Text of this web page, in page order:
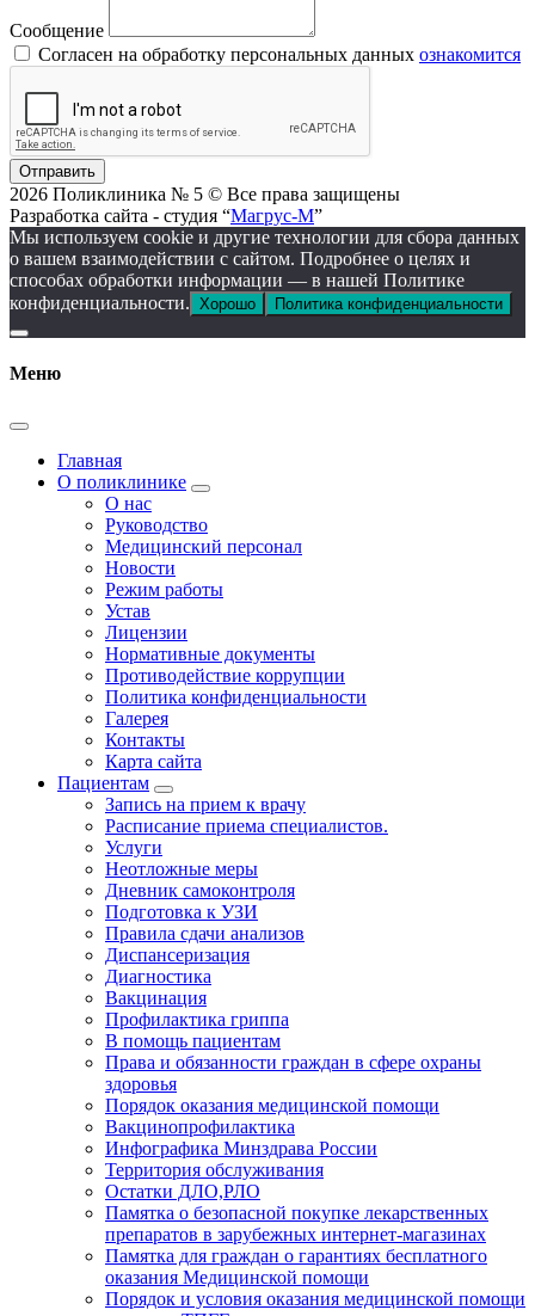
Сообщение
Согласен на обработку персональных данных ознакомится
Отправить
2026 Поликлиника № 5 © Все права защищены
Разработка сайта - студия “Магрус-М”
Мы используем cookie и другие технологии для сбора данных
о вашем взаимодействии с сайтом. Подробнее о целях и
способах обработки информации — в нашей Политике
конфиденциальности. Хорошо Политика конфиденциальности
Меню
Главная
О поликлинике
О нас
Руководство
Медицинский персонал
Новости
Режим работы
Устав
Лицензии
Нормативные документы
Противодействие коррупции
Политика конфиденциальности
Галерея
Контакты
Карта сайта
Пациентам
Запись на прием к врачу
Расписание приема специалистов.
Услуги
Неотложные меры
Дневник самоконтроля
Подготовка к УЗИ
Правила сдачи анализов
Диспансеризация
Диагностика
Вакцинация
Профилактика гриппа
В помощь пациентам
Права и обязанности граждан в сфере охраны
здоровья
Порядок оказания медицинской помощи
Вакцинопрофилактика
Инфографика Минздрава России
Территория обслуживания
Остатки ДЛО,РЛО
Памятка о безопасной покупке лекарственных
препаратов в зарубежных интернет-магазинах
Памятка для граждан о гарантиях бесплатного
оказания Медицинской помощи
Порядок и условия оказания медицинской помощи